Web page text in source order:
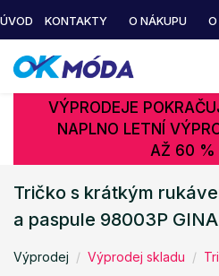
ÚVOD KONTAKTY O NÁKUPU O
VÝPRODEJE
NAPLNO LETNÍ
AŽ 60 %
Tričko s krátkým
a paspule 98003P GINA
Výprodej Výprodej skladu